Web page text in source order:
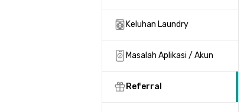
Keluhan Laundry
Masalah Aplikasi / Akun
Referral